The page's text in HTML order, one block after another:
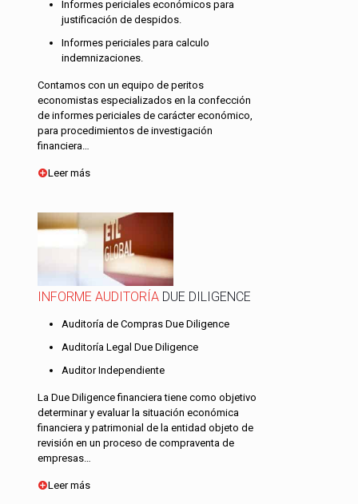
Informes periciales económicos para
justificación de despidos.
Informes periciales para calculo
indemnizaciones.
Contamos con un equipo de peritos
economistas especializados en la confección
de informes periciales de carácter económico,
para procedimientos de investigación
financiera…
Leer más
INFORME AUDITORÍA DUE DILIGENCE
Auditoría de Compras Due Diligence
Auditoría Legal Due Diligence
Auditor Independiente
La Due Diligence financiera tiene como objetivo
determinar y evaluar la situación económica
financiera y patrimonial de la entidad objeto de
revisión en un proceso de compraventa de
empresas…
Leer más